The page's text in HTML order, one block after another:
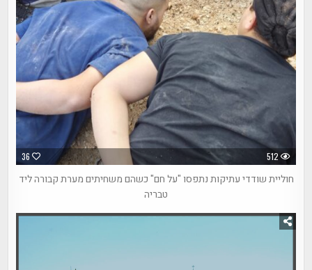
36 512
חוליית שודדי עתיקות נתפסו "על חם" כשהם משחיתים מערת קבורה ליד
טבריה